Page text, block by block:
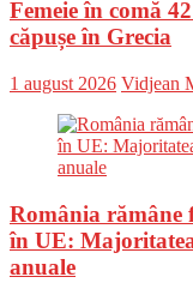
Femeie în comă
căpușe în Grecia
Posted
1 august 2026 Author
Vidjean
România rămâne
în UE:
anuale